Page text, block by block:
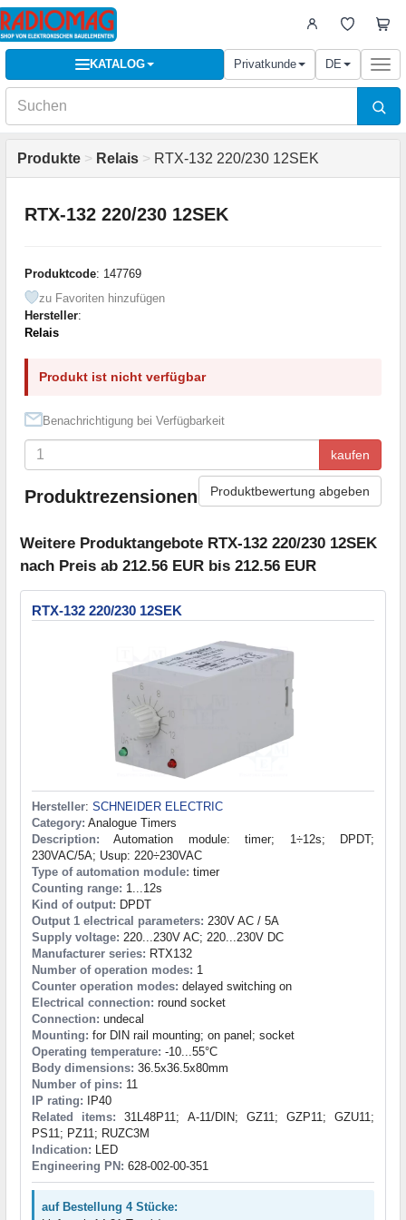
KATALOG Privatkunde DE
Produkte > Relais > RTX-132 220/230 12SEK
RTX-132 220/230 12SEK
Produktcode: 147769
zu Favoriten hinzufügen
Hersteller:
Relais
Produkt ist nicht verfügbar
Benachrichtigung bei Verfügbarkeit
kaufen
Produktrezensionen Produktbewertung abgeben
Weitere Produktangebote RTX-132 220/230 12SEK
nach Preis ab 212.56 EUR bis 212.56 EUR
RTX-132 220/230 12SEK
Hersteller: SCHNEIDER ELECTRIC
Category: Analogue Timers
Description: Automation module: timer; 1÷12s; DPDT;
230VAC/5A; Usup: 220÷230VAC
Type of automation module: timer
Counting range: 1...12s
Kind of output: DPDT
Output 1 electrical parameters: 230V AC / 5A
Supply voltage: 220...230V AC; 220...230V DC
Manufacturer series: RTX132
Number of operation modes: 1
Counter operation modes: delayed switching on
Electrical connection: round socket
Connection: undecal
Mounting: for DIN rail mounting; on panel; socket
Operating temperature: -10...55°C
Body dimensions: 36.5x36.5x80mm
Number of pins: 11
IP rating: IP40
Related items: 31L48P11; A-11/DIN; GZ11; GZP11; GZU11;
PS11; PZ11; RUZC3M
Indication: LED
Engineering PN: 628-002-00-351
auf Bestellung 4 Stücke: